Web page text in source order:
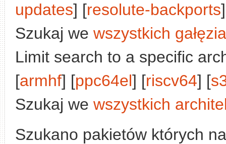
updates] [resolute-backports
Szukaj we wszystkich
Limit search to a specific
[armhf] [ppc64el] [riscv64] [
Szukaj we wszystkich
Szukano pakietów których